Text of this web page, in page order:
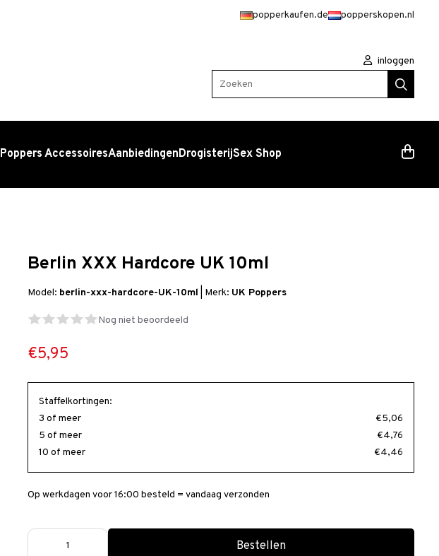
popperkaufen.de popperskopen.nl
inloggen
Zoeken
Poppers AccessoiresAanbiedingenDrogisterijSex Shop
Berlin XXX Hardcore UK 10ml
Model: berlin-xxx-hardcore-UK-10ml Merk: UK Poppers
Nog niet beoordeeld
€5,95
Staffelkortingen:
3 of meer
€5,06
5 of meer
€4,76
10 of meer
€4,46
Op werkdagen voor 16:00 besteld = vandaag verzonden
Bestellen